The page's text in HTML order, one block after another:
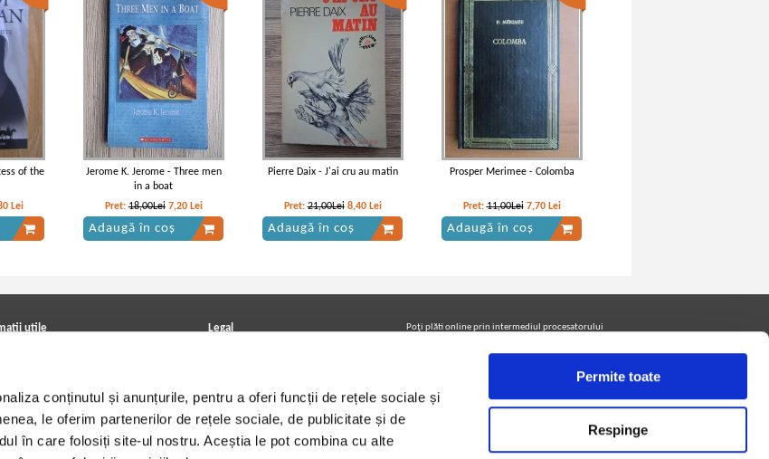
conținutul și anunțurile, pentru a oferi funcții de rețele sociale și
le oferim partenerilor de rețele sociale, de publicitate și de
în care folosiți site-ul nostru. Aceștia le pot combina cu alte
Permite toate
Respinge
of the
Lei
Jerome K. Jerome - Three men
in a boat
Pret:18,00Lei 7,20 Lei
Adaugă în coș
Pierre Daix - J'ai cru au matin
Pret:21,00Lei 8,40 Lei
Adaugă în coș
Prosper Merimee - Colomba
Pret:11,00Lei 7,70 Lei
Adaugă în coș
utile
viniluri, casete, CD/DVD
de livrare
- Cariere
Legal
Termeni si conditii
Utilizare cookie-uri
Poţi plăti online prin intermediul procesatorului
Urmăreşte-ne pe facebook pentru a fi la curent cu